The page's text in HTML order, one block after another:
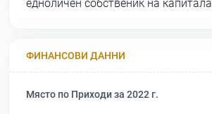
едноличен собственик на капитала
ФИНАНСОВИ ДАННИ
Място по Приходи за 2022 г.